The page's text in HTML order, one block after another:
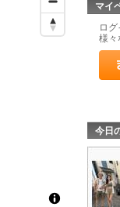
マイ
ロ
様々
今日